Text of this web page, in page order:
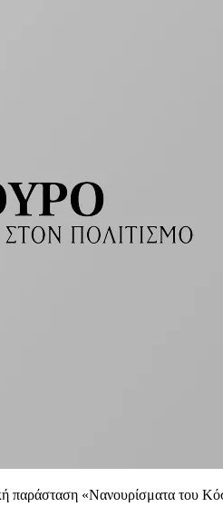
παράσταση «Νανουρίσματα του